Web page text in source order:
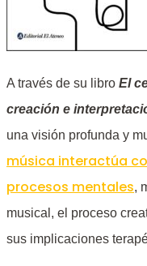
A través de su libro El
creación e
una visión profunda y
música interactúa
procesos mentales,
musical, el proceso
sus implicaciones